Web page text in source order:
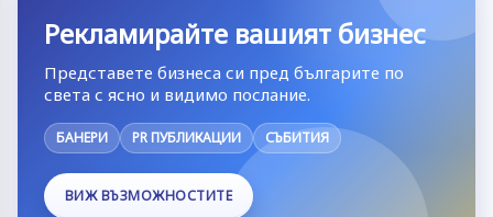
Рекламирайте вашият бизнес
Представете бизнеса си пред българите по
света с ясно и видимо послание.
БАНЕРИ PR ПУБЛИКАЦИИ СЪБИТИЯ
ВИЖ ВЪЗМОЖНОСТИТЕ